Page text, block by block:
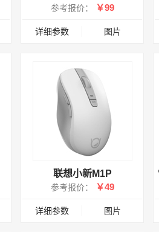
参考报价： ￥99
详细参数 图片
联想小新M1P
参考报价： ￥49
详细参数 图片